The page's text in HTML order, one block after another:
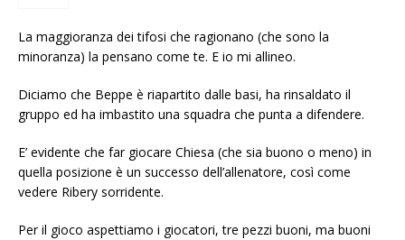
La maggioranza dei tifosi che ragionano (che sono la
minoranza) la pensano come te. E io mi allineo.
Diciamo che Beppe è riapartito dalle basi, ha rinsaldato il
gruppo ed ha imbastito una squadra che punta a difendere.
E’ evidente che far giocare Chiesa (che sia buono o meno) in
quella posizione è un successo dell’allenatore, così come
vedere Ribery sorridente.
Per il gioco aspettiamo i giocatori, tre pezzi buoni, ma buoni